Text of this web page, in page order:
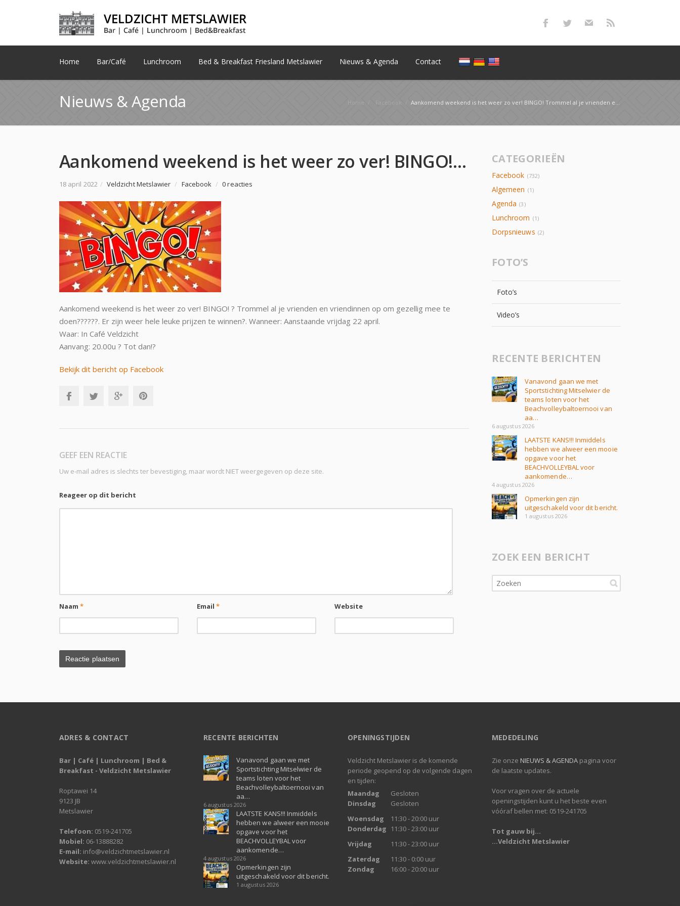
Home Bar/Café Lunchroom Bed & Breakfast Friesland Metslawier Nieuws & Agenda Contact
Home Facebook Aankomend weekend is het weer zo ver! BINGO! Trommel al je vrienden en vriendinnen op om gezellig m…
Nieuws & Agenda
Aankomend weekend is het weer zo ver! BINGO! Trommel al je vrienden en vriendinnen op om gezellig m…
18 april 2022 / Veldzicht Metslawier / Facebook / 0 reacties
Aankomend weekend is het weer zo ver! BINGO! ? Trommel al je vrienden en vriendinnen op om gezellig mee te
doen???‍?‍??. Er zijn weer hele leuke prijzen te winnen?. Wanneer: Aanstaande vrijdag 22 april.
Waar: In Café Veldzicht
Aanvang: 20.00u ? Tot dan!?
Bekijk dit bericht op Facebook
GEEF EEN REACTIE
Uw e-mail adres is slechts ter bevestiging, maar wordt NIET weergegeven op deze site.
Reageer op dit bericht
Naam* Email* Website
CATEGORIEËN
Facebook (732)
Algemeen (1)
Agenda (3)
Lunchroom (1)
Dorpsnieuws (2)
FOTO’S
Foto’s
Video’s
RECENTE BERICHTEN
Vanavond gaan we met
Sportstichting Mitselwier de
teams loten voor het
Beachvolleybaltoernooi van
aa…
6 augustus 2026
LAATSTE KANS!!! Inmiddels
hebben we alweer een mooie
opgave voor het
BEACHVOLLEYBAL voor
aankomende…
4 augustus 2026
Opmerkingen zijn
uitgeschakeld voor dit bericht.
1 augustus 2026
ZOEK EEN BERICHT
ADRES & CONTACT
Bar | Café | Lunchroom | Bed &
Breakfast - Veldzicht Metslawier
Roptawei 14
9123 JB
Metslawier
Telefoon: 0519-241705
Mobiel: 06-13888282
E-mail: info@veldzichtmetslawier.nl
Website: www.veldzichtmetslawier.nl
RECENTE BERICHTEN
Vanavond gaan we met
Sportstichting Mitselwier de
teams loten voor het
Beachvolleybaltoernooi van
aa…
6 augustus 2026
LAATSTE KANS!!! Inmiddels
hebben we alweer een mooie
opgave voor het
BEACHVOLLEYBAL voor
aankomende…
4 augustus 2026
Opmerkingen zijn
uitgeschakeld voor dit bericht.
1 augustus 2026
OPENINGSTIJDEN
Veldzicht Metslawier is de komende
periode geopend op de volgende dagen
en tijden:
Maandag
Gesloten
Dinsdag
Gesloten
Woensdag
11:30 - 20:00 uur
Donderdag
11:30 - 23:00 uur
Vrijdag
11:30 - 23:00 uur
Zaterdag
11:30 - 0:00 uur
Zondag
16:00 - 20:00 uur
MEDEDELING
Zie onze NIEUWS & AGENDA pagina voor
de laatste updates.
Voor vragen over de actuele
openingstijden kunt u het beste even
vóóraf bellen met: 0519-241705
Tot gauw bij...
...Veldzicht Metslawier